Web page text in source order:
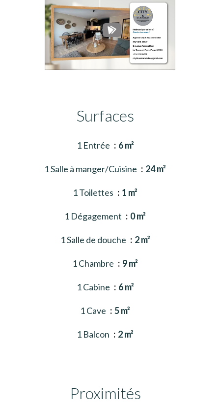
Surfaces
1 Entrée 6 m²
1 Salle à manger/Cuisine 24 m²
1 Toilettes 1 m²
1 Dégagement 0 m²
1 Salle de douche 2 m²
1 Chambre 9 m²
1 Cabine 6 m²
1 Cave 5 m²
1 Balcon 2 m²
Proximités